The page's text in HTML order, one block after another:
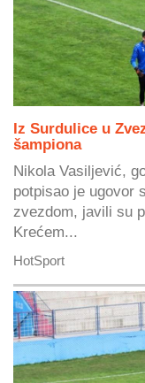
Iz Surdulice u
šampiona
Nikola Vasiljević,
potpisao je ugovor
zvezdom, javili su
Krećem...
HotSport